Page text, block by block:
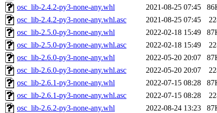
osc_lib-2.4.2-py3-none-any.whl
2021-08-25 07:45
osc_lib-2.4.2-py3-none-any.whl.asc
2021-08-25 07:45
osc_lib-2.5.0-py3-none-any.whl
2022-02-18 15:49
osc_lib-2.5.0-py3-none-any.whl.asc
2022-02-18 15:49
osc_lib-2.6.0-py3-none-any.whl
2022-05-20 20:07
osc_lib-2.6.0-py3-none-any.whl.asc
2022-05-20 20:07
osc_lib-2.6.1-py3-none-any.whl
2022-07-15 08:28
osc_lib-2.6.1-py3-none-any.whl.asc
2022-07-15 08:28
osc_lib-2.6.2-py3-none-any.whl
2022-08-24 13:23